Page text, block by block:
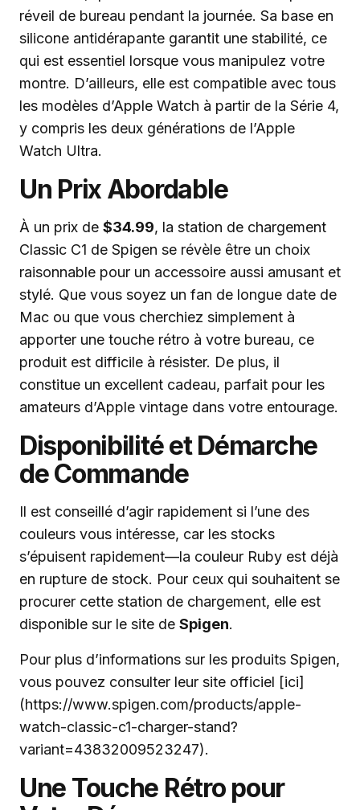
réveil de bureau pendant la journée. Sa base en
silicone antidérapante garantit une stabilité, ce
qui est essentiel lorsque vous manipulez votre
montre. D’ailleurs, elle est compatible avec tous
les modèles d’Apple Watch à partir de la Série 4,
y compris les deux générations de l’Apple
Watch Ultra.
Un Prix Abordable
À un prix de $34.99, la station de chargement
Classic C1 de Spigen se révèle être un choix
raisonnable pour un accessoire aussi amusant et
stylé. Que vous soyez un fan de longue date de
Mac ou que vous cherchiez simplement à
apporter une touche rétro à votre bureau, ce
produit est difficile à résister. De plus, il
constitue un excellent cadeau, parfait pour les
amateurs d’Apple vintage dans votre entourage.
Disponibilité et Démarche
de Commande
Il est conseillé d’agir rapidement si l’une des
couleurs vous intéresse, car les stocks
s’épuisent rapidement—la couleur Ruby est déjà
en rupture de stock. Pour ceux qui souhaitent se
procurer cette station de chargement, elle est
disponible sur le site de Spigen.
Pour plus d’informations sur les produits Spigen,
vous pouvez consulter leur site officiel [ici]
(https://www.spigen.com/products/apple-
watch-classic-c1-charger-stand?
variant=43832009523247).
Une Touche Rétro pour